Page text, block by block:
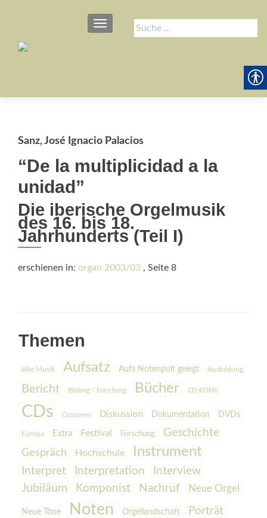
Suche
nach:
SCHALTE NAVIGATION
Sanz, José Ignacio Palacios
“De la multiplicidad a la
unidad”
Die iberische Orgelmusik
des 16. bis 18.
Jahrhunderts (Teil I)
erschienen in: organ 2003/03 , Seite 8
Themen
Alte Musik Aufsatz Aufs Notenpult gelegt Ausbildung
Bericht Bildung / Forschung Bücher CD-ROMs
CDs Crossover Diskussion Dokumentation DVDs
Europa Extra Festival Forschung Geschichte
Gespräch Hochschule Instrument
Interpret Interpretation
Interview
Jubiläum
Komponist Nachruf Neue Orgel
Neue Töne Noten Orgellandschaft Porträt